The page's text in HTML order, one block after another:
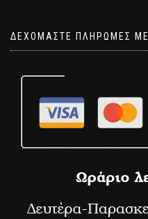
ΔΕΧΟΜΑΣΤΕ ΠΛΗΡΩΜΕΣ ΜΕ